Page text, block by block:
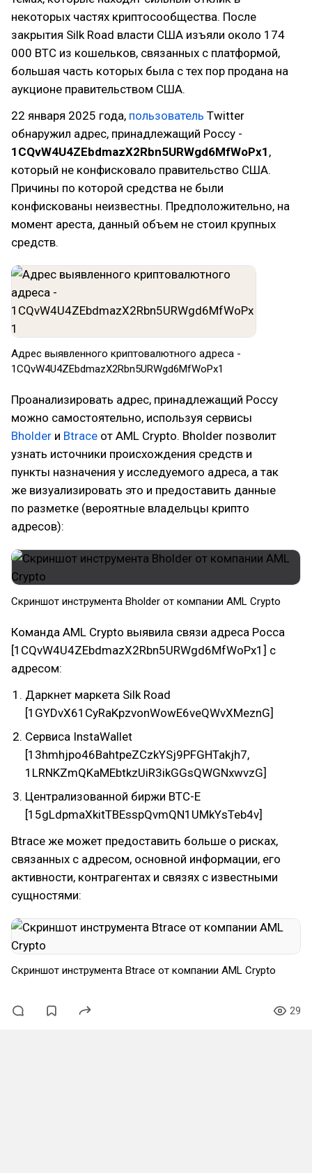
некоторых частях криптосообщества. После
закрытия Silk Road власти США изъяли около 174
000 BTC из кошельков, связанных с платформой,
большая часть которых была с тех пор продана на
аукционе правительством США.
22 января 2025 года, пользователь Twitter
обнаружил адрес, принадлежащий Россу -
1CQvW4U4ZEbdmazX2Rbn5URWgd6­MfWoPx1 ,
который не конфисковало правительство США.
Причины по которой средства не были
конфискованы неизвестны. Предположительно, на
момент ареста, данный объем не стоил крупных
средств.
Адрес выявленного криптовалютного адреса -
1CQvW4U4ZEbdmazX2Rbn5URWgd6MfWoPx1
Проанализировать адрес, принадлежащий Россу
можно самостоятельно, используя сервисы
Bholder и Btrace от AML Crypto. Bholder позволит
узнать источники происхождения средств и
пункты назначения у исследуемого адреса, а так
же визуализировать это и предоставить данные
по разметке (вероятные владельцы крипто
адресов):
Скриншот инструмента Bholder от компании AML Crypto
Команда AML Crypto выявила связи адреса Росса
[1CQvW4U4ZEbdmazX2Rbn5URWgd6M­fWoPx1] с
адресом:
Даркнет маркета Silk Road
[1GYDvX61CyRaKpzvonWowE6veQ­WvXMeznG]
Сервиса InstaWallet
[13hmhjpo46BahtpeZCzkYSj9PFGH­Takjh7,
1LRNKZmQKaMEbtkzUiR3ikGGsQW­GNxwvzG]
Централизованной биржи BTC-E
[15gLdpmaXkitTBEsspQvmQN1UMk­YsTeb4v]
Btrace же может предоставить больше о рисках,
связанных с адресом, основной информации, его
активности, контрагентах и связях с известными
сущностями:
Скриншот инструмента Btrace от компании AML Crypto
29